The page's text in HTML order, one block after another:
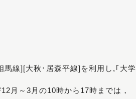
線][大秋･居森平線]を利用し,｢大学
月～3月の10時から17時までは，